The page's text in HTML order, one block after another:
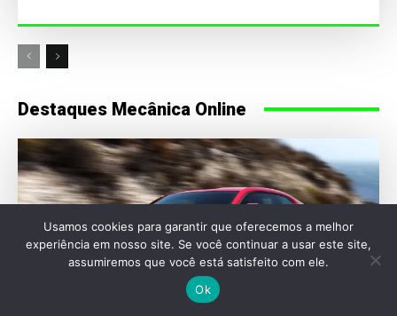
Destaques Mecânica Online
Usamos cookies para garantir que oferecemos a melhor
experiência em nosso site. Se você continuar a usar este site,
assumiremos que você está satisfeito com ele.
Ok